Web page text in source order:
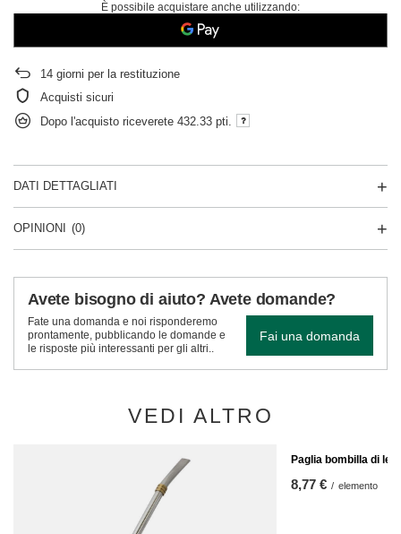
È possibile acquistare anche utilizzando:
14 giorni per la restituzione
Acquisti sicuri
Dopo l'acquisto riceverete 432.33 pti.
DATI DETTAGLIATI
OPINIONI (0)
Avete bisogno di aiuto? Avete domande?
Fate una domanda e noi risponderemo
prontamente, pubblicando le domande e
le risposte più interessanti per gli altri..
Fai una domanda
VEDI ALTRO
Paglia bombilla di
8,77 € / elemento